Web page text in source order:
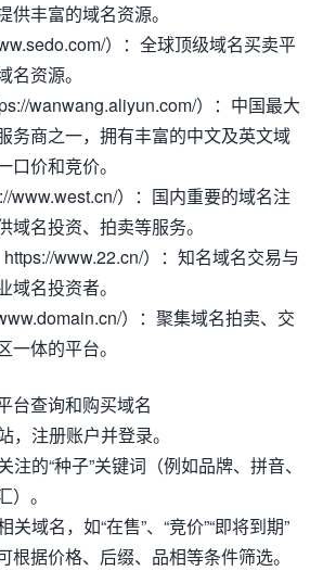
丰富的域名资源。
）：全球顶级域名买卖平
名资源。
wanwang.aliyun.com/）：中国最大
务商之一，拥有丰富的中文及英文域
口价和竞价。
www.west.cn/）：国内重要的域名注
域名投资、拍卖等服务。
www.22.cn/）：知名域名交易与
域名投资者。
）：聚集域名拍卖、交
一体的平台。
台查询和购买域名
，注册账户并登录。
的“种子”关键词（例如品牌、拼音、
。
域名，如“在售”、“竞价”“即将到期”
根据价格、后缀、品相等条件筛选。